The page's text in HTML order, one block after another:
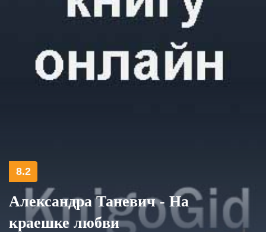
8.2
Александра Таневич - На
краешке любви